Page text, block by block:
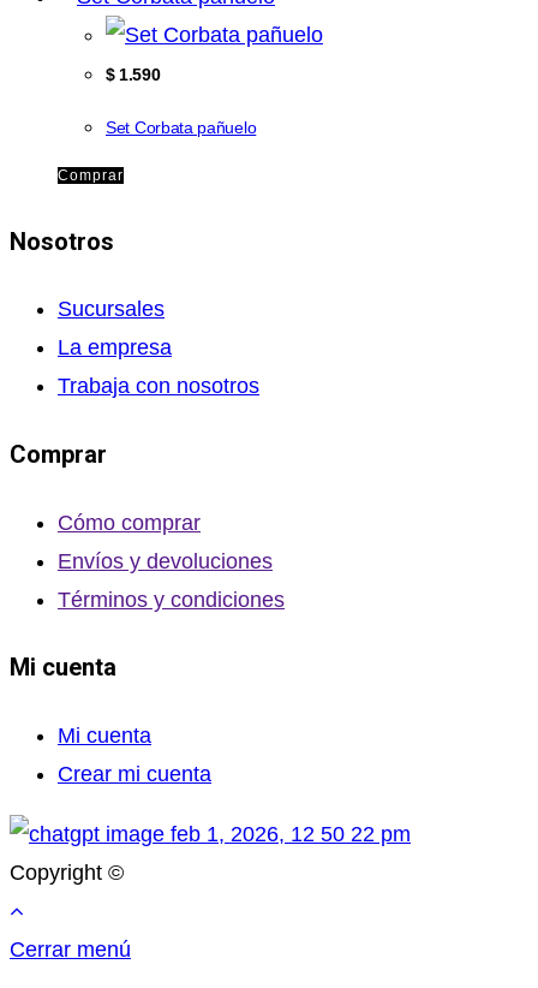
$1.590
Set Corbata pañuelo
Comprar
Nosotros
Sucursales
La empresa
Trabaja con nosotros
Comprar
Cómo comprar
Envíos y devoluciones
Términos y condiciones
Mi cuenta
Mi cuenta
Crear mi cuenta
Copyright ©
Cerrar menú